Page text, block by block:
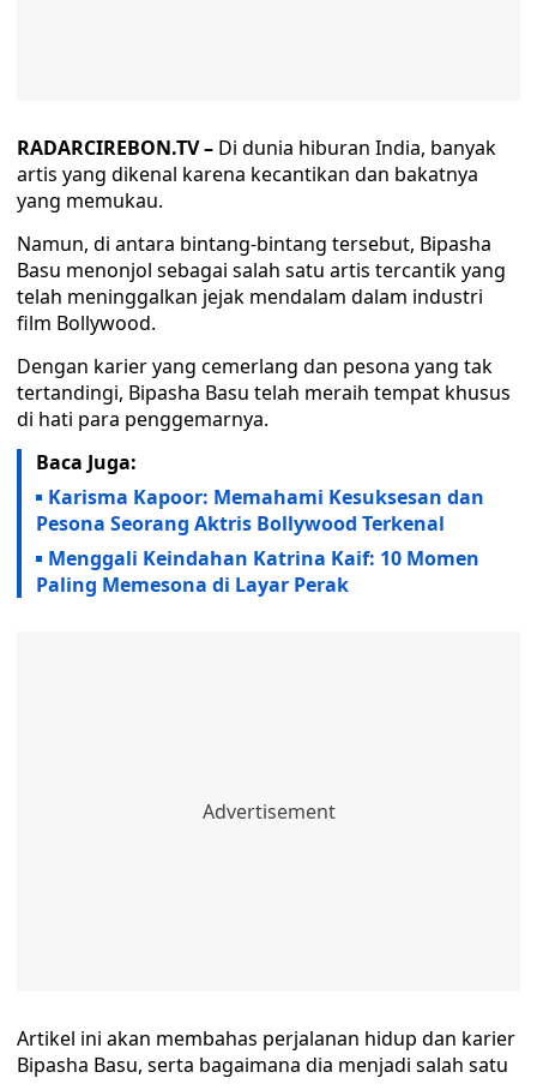
RADARCIREBON.TV – Di dunia hiburan India, banyak
artis yang dikenal karena kecantikan dan bakatnya
yang memukau.
Namun, di antara bintang-bintang tersebut, Bipasha
Basu menonjol sebagai salah satu artis tercantik yang
telah meninggalkan jejak mendalam dalam industri
film Bollywood.
Dengan karier yang cemerlang dan pesona yang tak
tertandingi, Bipasha Basu telah meraih tempat khusus
di hati para penggemarnya.
Baca Juga:
Karisma Kapoor: Memahami Kesuksesan dan
Pesona Seorang Aktris Bollywood Terkenal
Menggali Keindahan Katrina Kaif: 10 Momen
Paling Memesona di Layar Perak
Artikel ini akan membahas perjalanan hidup dan karier
Bipasha Basu, serta bagaimana dia menjadi salah satu